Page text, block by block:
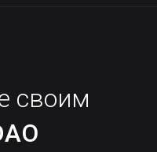
своим